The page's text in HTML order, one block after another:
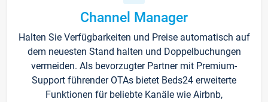
Channel Manager
Halten Sie Verfügbarkeiten und Preise automatisch auf
dem neuesten Stand halten und Doppelbuchungen
vermeiden. Als bevorzugter Partner mit Premium-
Support führender OTAs bietet Beds24 erweiterte
Funktionen für beliebte Kanäle wie Airbnb,